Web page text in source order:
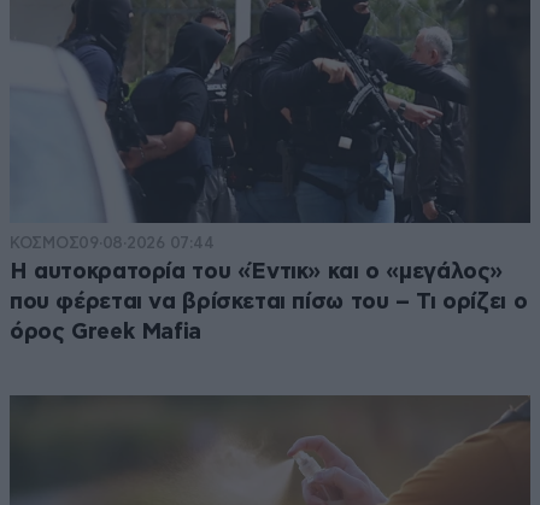
ΚΟΣΜΟΣ09·08·2026 07:44
Η αυτοκρατορία του «Έντικ» και ο «μεγάλος»
που φέρεται να βρίσκεται πίσω του – Τι ορίζει ο
όρος Greek Mafia